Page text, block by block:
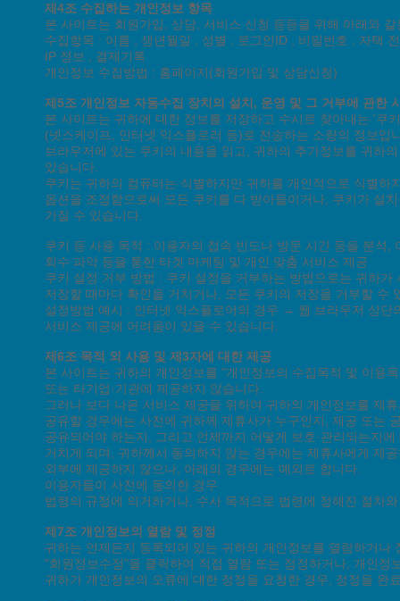
제4조 수집하는 개인정보 항목
본 사이트는 회원가입, 상담, 서비스 신청 등등을 위해 아래와
수집항목 : 이름 , 생년월일 , 성별 , 로그인ID , 비밀번호 , 자택
IP 정보 , 결제기록
개인정보 수집방법 : 홈페이지(회원가입 및 상담신청)
제5조 개인정보 자동수집 장치의 설치, 운영 및 그 거부에 관한
본 사이트는 귀하에 대한 정보를 저장하고 수시로 찾아내는 '쿠
(넷스케이프, 인터넷 익스플로러 등)로 전송하는 소량의 정보
브라우저에 있는 쿠키의 내용을 읽고, 귀하의 추가정보를 귀하
있습니다.
쿠키는 귀하의 컴퓨터는 식별하지만 귀하를 개인적으로 식별
옵션을 조정함으로써 모든 쿠키를 다 받아들이거나, 쿠키가 설
가질 수 있습니다.
쿠키 등 사용 목적 : 이용자의 접속 빈도나 방문 시간 등을 분석
회수 파악 등을 통한 타겟 마케팅 및 개인 맞춤 서비스 제공
쿠키 설정 거부 방법 : 쿠키 설정을 거부하는 방법으로는 귀하
저장할 때마다 확인을 거치거나, 모든 쿠키의 저장을 거부할 수
설정방법 예시 : 인터넷 익스플로어의 경우 → 웹 브라우저 상
서비스 제공에 어려움이 있을 수 있습니다.
제6조 목적 외 사용 및 제3자에 대한 제공
본 사이트는 귀하의 개인정보를 "개인정보의 수집목적 및 이용
또는 타기업·기관에 제공하지 않습니다.
그러나 보다 나은 서비스 제공을 위하여 귀하의 개인정보를 제
공유할 경우에는 사전에 귀하께 제휴사가 누구인지, 제공 또는
공유되어야 하는지, 그리고 언제까지 어떻게 보호·관리되는지
거치게 되며, 귀하께서 동의하지 않는 경우에는 제휴사에게 제
외부에 제공하지 않으나, 아래의 경우에는 예외로 합니다.
이용자들이 사전에 동의한 경우
법령의 규정에 의거하거나, 수사 목적으로 법령에 정해진 절차
제7조 개인정보의 열람 및 정정
귀하는 언제든지 등록되어 있는 귀하의 개인정보를 열람하거
"회원정보수정"을 클릭하여 직접 열람 또는 정정하거나, 개인
귀하가 개인정보의 오류에 대한 정정을 요청한 경우, 정정을 완